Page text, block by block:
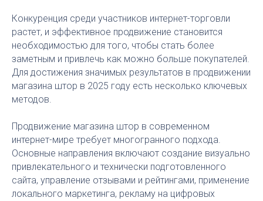
Конкуренция среди участников интернет-торговли
растет, и эффективное продвижение становится
необходимостью для того, чтобы стать более
заметным и привлечь как можно больше покупателей.
Для достижения значимых результатов в продвижении
магазина штор в 2025 году есть несколько ключевых
методов.
Продвижение магазина штор в современном
интернет-мире требует многогранного подхода.
Основные направления включают создание визуально
привлекательного и технически подготовленного
сайта, управление отзывами и рейтингами, применение
локального маркетинга, рекламу на цифровых